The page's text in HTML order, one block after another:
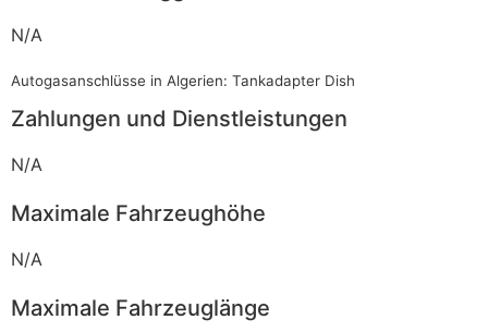
N/A
Autogasanschlüsse in Algerien: Tankadapter Dish
Zahlungen und Dienstleistungen
N/A
Maximale Fahrzeughöhe
N/A
Maximale Fahrzeuglänge